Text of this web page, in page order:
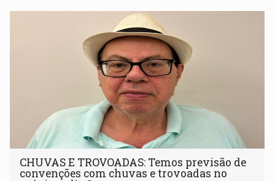
CHUVAS E TROVOADAS: Temos previsão de
convenções com chuvas e trovoadas no